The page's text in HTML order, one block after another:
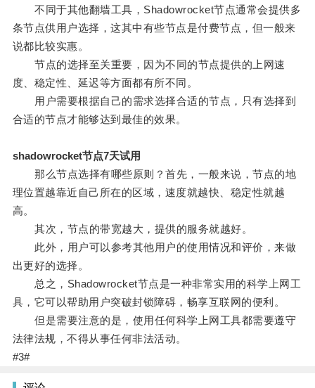
不同于其他翻墙工具，Shadowrocket节点通常会提供多
条节点供用户选择，这其中有些节点是付费节点，但一般来
说都比较实惠。
节点的选择至关重要，因为不同的节点提供的上网速
度、稳定性、延迟等方面都有所不同。
用户需要根据自己的需求选择合适的节点，只有选择到
合适的节点才能够达到最佳的效果。
shadowrocket节点7天试用
那么节点选择有哪些原则？首先，一般来说，节点的地
理位置越靠近自己所在的区域，速度就越快、稳定性就越
高。
其次，节点的带宽越大，提供的服务就越好。
此外，用户可以参考其他用户的使用情况和评价，来做
出更好的选择。
总之，Shadowrocket节点是一种非常实用的科学上网工
具，它可以帮助用户突破封锁障碍，畅享互联网的便利。
但是需要注意的是，使用任何科学上网工具都需要遵守
法律法规，不得从事任何非法活动。
#3#